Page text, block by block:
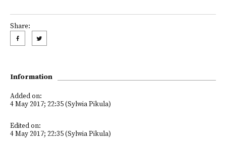
Share:
Information
Added on:
4 May 2017; 22:35 (Sylwia Pikula)
Edited on:
4 May 2017; 22:35 (Sylwia Pikula)